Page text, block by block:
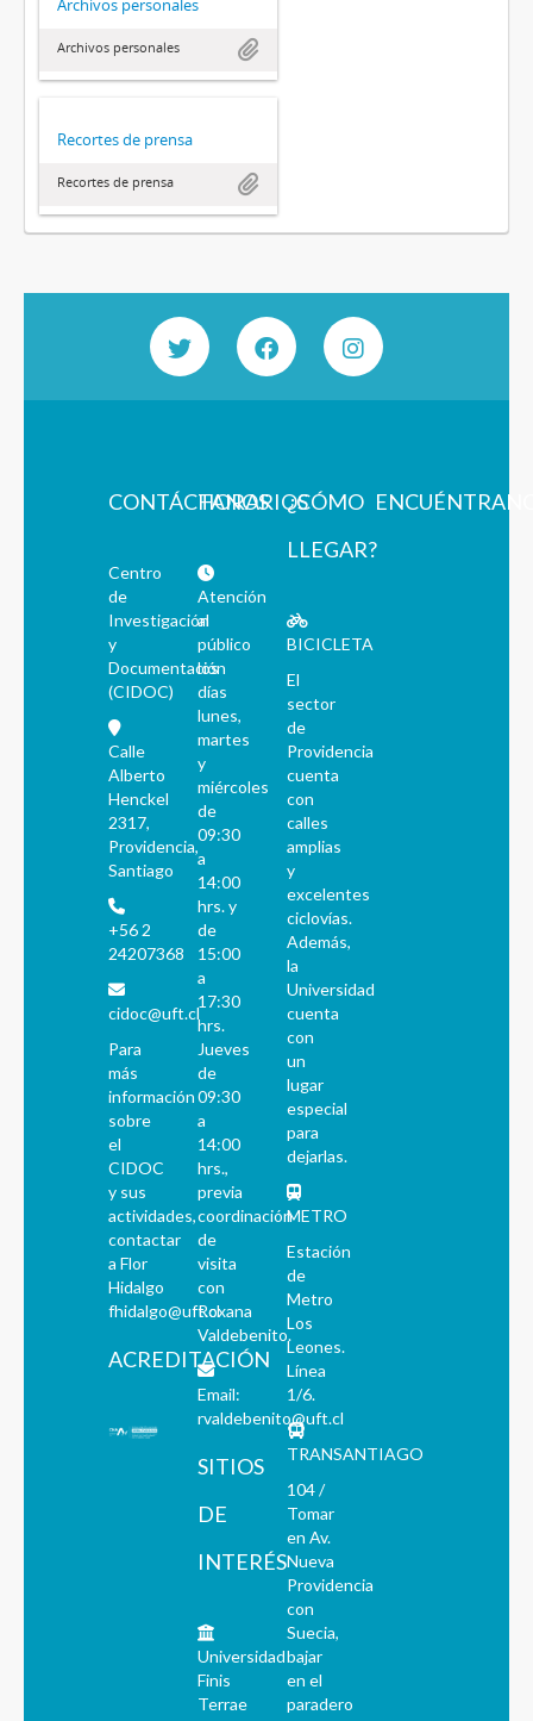
Archivos personales
Archivos personales
Recortes de prensa
Recortes de prensa
CONTÁCTANOS
Centro
de
Investigación
y
Documentación
(CIDOC)
Calle
Alberto
Henckel
2317,
Providencia,
Santiago
+56 2
24207368
cidoc@uft.cl
Para
más
información
sobre
el
CIDOC
y sus
actividades,
contactar
a Flor
Hidalgo
fhidalgo@uft.cl
ACREDITACIÓN
HORARIOS
Atención
al
público
los
días
lunes,
martes
y
miércoles
de
09:30
a
14:00
hrs. y
de
15:00
a
17:30
hrs.
Jueves
de
09:30
a
14:00
hrs.,
previa
coordinación
de
visita
con
Roxana
Valdebenito.
Email:
rvaldebenito@uft.cl
SITIOS
DE
INTERÉS
Universidad
Finis
Terrae
¿CÓMO
LLEGAR?
BICICLETA
El
sector
de
Providencia
cuenta
con
calles
amplias
y
excelentes
ciclovías.
Además,
la
Universidad
cuenta
con
un
lugar
especial
para
dejarlas.
METRO
Estación
de
Metro
Los
Leones.
Línea
1/6.
TRANSANTIAGO
104 /
Tomar
en Av.
Nueva
Providencia
con
Suecia,
bajar
en el
paradero